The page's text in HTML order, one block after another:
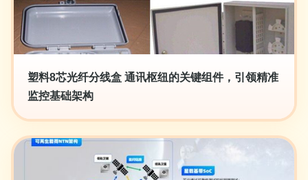
塑料8芯光纤分线盒 通讯枢纽的关键组件，引领精准
监控基础架构